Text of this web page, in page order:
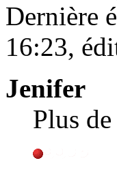
Dernière
16:23,
Jenifer
Plus de